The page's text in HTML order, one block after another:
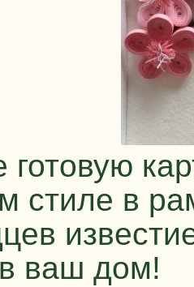
готовую
стиле в
ваш дом!